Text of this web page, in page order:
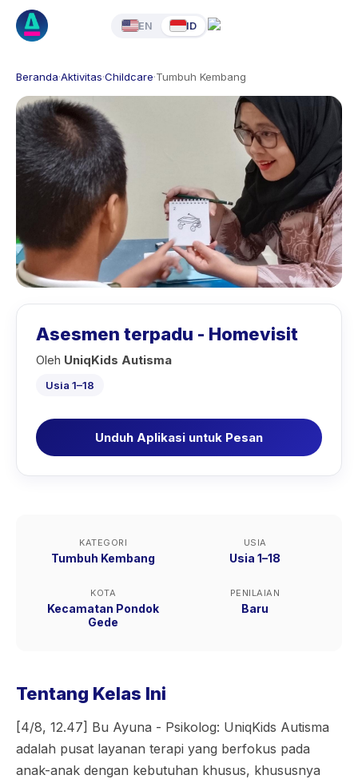
EN ID
Beranda·Aktivitas·Childcare·Tumbuh Kembang
Asesmen terpadu - Homevisit
Oleh UniqKids Autisma
Usia 1–18
Unduh Aplikasi untuk Pesan
KATEGORI
Tumbuh Kembang
USIA
Usia 1–18
KOTA
Kecamatan Pondok
Gede
PENILAIAN
Baru
Tentang Kelas Ini
[4/8, 12.47] Bu Ayuna - Psikolog: UniqKids Autisma
adalah pusat layanan terapi yang berfokus pada
anak-anak dengan kebutuhan khusus, khususnya